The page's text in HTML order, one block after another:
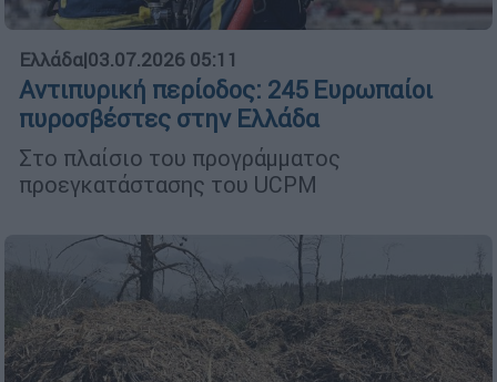
Ελλάδα|03.07.2026 05:11
Αντιπυρική περίοδος: 245 Ευρωπαίοι
πυροσβέστες στην Ελλάδα
Στο πλαίσιο του προγράμματος
προεγκατάστασης του UCPM